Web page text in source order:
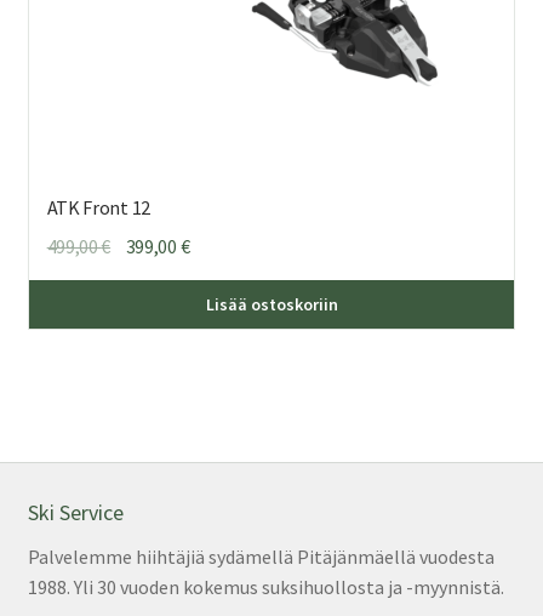
ATK Front 12
499,00€ Alkuperäinen
hinta
499,00 €.
399,00 €Nykyinen
hinta
on:
399,00 €.
Lisää ostoskoriin
Ski Service
Palvelemme hiihtäjiä sydämellä Pitäjänmäellä vuodesta
1988. Yli 30 vuoden kokemus suksihuollosta ja -myynnistä.